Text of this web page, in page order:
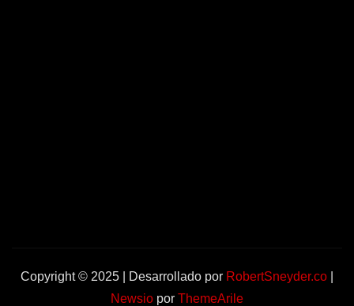
Copyright © 2025 | Desarrollado por RobertSneyder.co
Newsio por ThemeArile